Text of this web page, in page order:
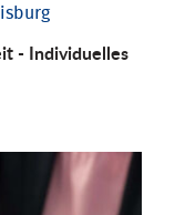
- Individu­elles